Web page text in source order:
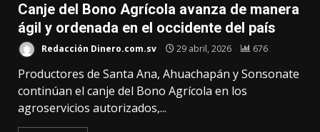
Canje del Bono Agrícola avanza de manera
ágil y ordenada en el occidente del país
Redacción Dinero.com.sv 29 abril, 2026 676
Productores de Santa Ana, Ahuachapán y Sonsonate
continúan el canje del Bono Agrícola en los
agroservicios autorizados,...